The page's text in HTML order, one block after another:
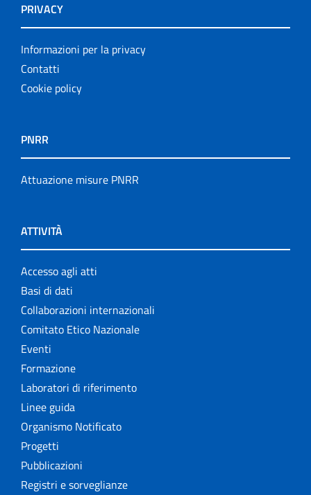
PRIVACY
Informazioni per la privacy
Contatti
Cookie policy
PNRR
Attuazione misure PNRR
ATTIVITÀ
Accesso agli atti
Basi di dati
Collaborazioni internazionali
Comitato Etico Nazionale
Eventi
Formazione
Laboratori di riferimento
Linee guida
Organismo Notificato
Progetti
Pubblicazioni
Registri e sorveglianze